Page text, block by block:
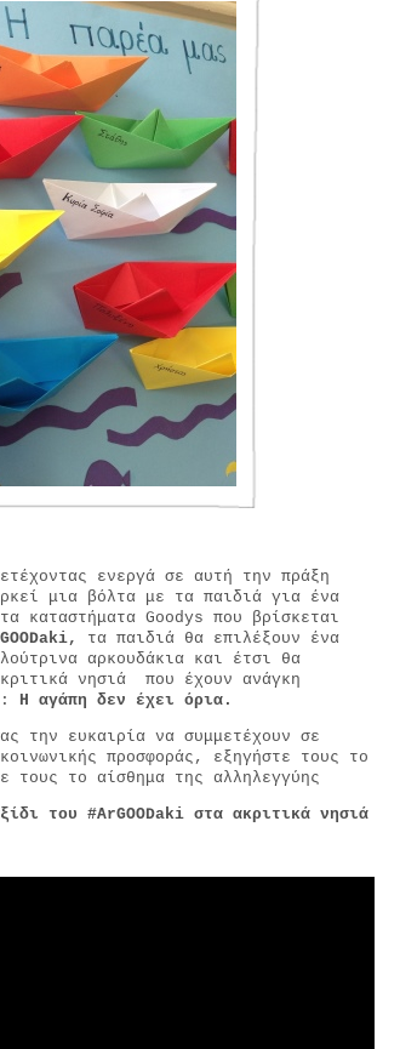
ενεργά σε αυτή την πράξη
μια βόλτα με τα παιδιά για ένα
καταστήματα Goodys που βρίσκεται
,
τα παιδιά θα επιλέξουν ένα
αρκουδάκια και έτσι θα
νησιά που έχουν ανάγκη
Η αγάπη δεν έχει όρια.
την ευκαιρία να συμμετέχουν σε
προσφοράς, εξηγήστε τους το
τους το αίσθημα της αλληλεγγύης
του #ArGOODakiστα ακριτικά νησιά